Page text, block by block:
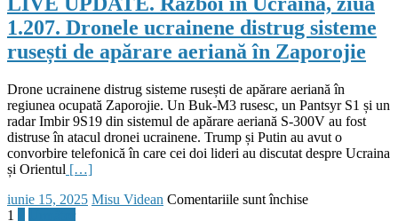
faţă
maşinăriei
de
război
lui
Putin
contracareze
schemele
financiare
rusești,
inclusiv
cele
care
implică
criptomonede
1.207. Dronele ucrainene distrug sisteme
rusești de apărare aeriană în Zaporojie
Drone ucrainene distrug sisteme rusești de apărare aeriană în
regiunea ocupată Zaporojie. Un Buk-M3 rusesc, un Pantsyr S1 și un
radar Imbir 9S19 din sistemul de apărare aeriană S-300V au fost
distruse în atacul dronei ucrainene. Trump și Putin au avut o
convorbire telefonică în care cei doi lideri au discutat despre Ucraina
și Orientul […]
Posted
on
iunie 15, 2025 Author
Misu Videan Comentariile sunt închisepentru
1